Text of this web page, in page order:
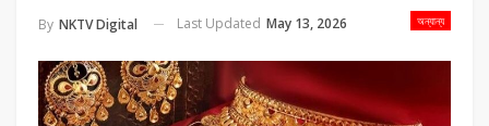
অন্যান্য
By NKTV Digital Last Updated May 13, 2026